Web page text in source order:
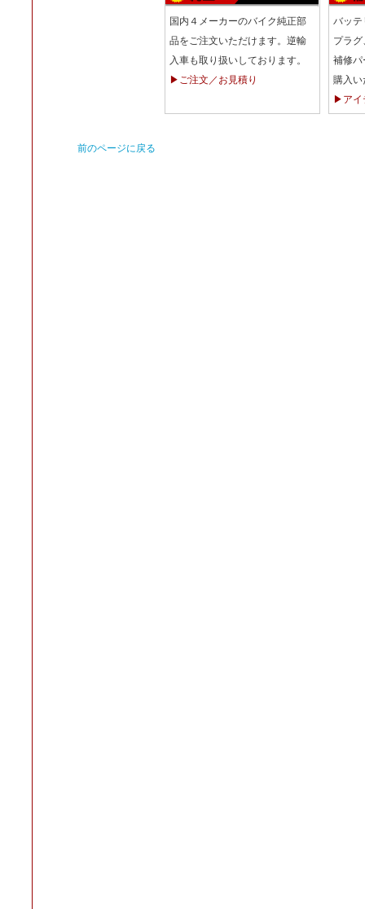
国内４メーカーのバイク純正部
品をご注文いただけます。逆輸
入車も取り扱いしております。
▶ご注文／お見積り
バッテ
プラ
補修パ
購入い
▶アイ
前のページに戻る